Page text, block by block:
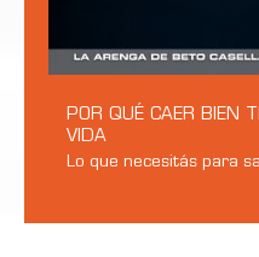
POR QUÉ CAER BIEN
VIDA
Lo que necesitás para